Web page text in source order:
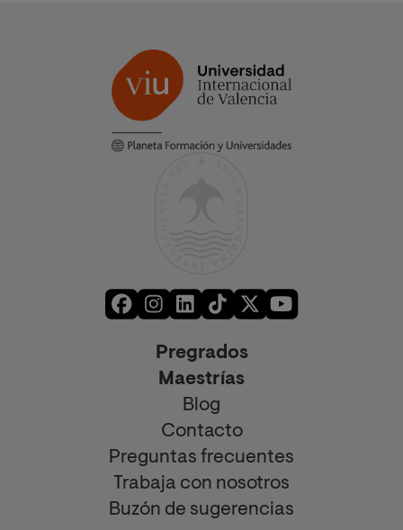
Pregrados
Maestrías
Blog
Contacto
Preguntas frecuentes
Trabaja con nosotros
Buzón de sugerencias